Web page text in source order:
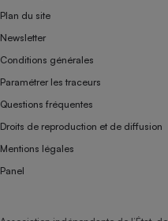
Plan du site
Newsletter
Conditions générales
Paramétrer les traceurs
Questions fréquentes
Droits de reproduction et de diffusion
Mentions légales
Panel